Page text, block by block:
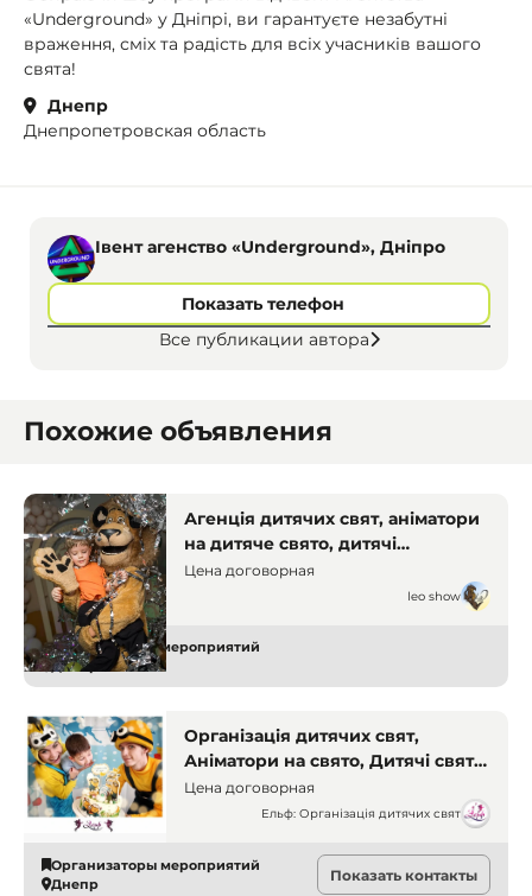
«Underground» у Дніпрі, ви гарантуєте незабутні
враження, сміх та радість для всіх учасників вашого
свята!
Днепр
Днепропетровская область
Івент агенство «Underground», Дніпро
Показать телефон
Все публикации автора
Похожие объявления
Агенція дитячих свят, аніматори
на дитяче свято, дитячі
аніматори Дніпро, організація
свят для дітей, свято під ключ,
герої, святкова агенція
Цена договорная
leo show
Организаторы мероприятий
Днепр
Організація дитячих свят,
Аніматори на свято, Дитячі свята
під ключ, Веселе свято Дніпро,
Дитячі шоу-програми, Тематичні
Цена договорная
Ельф: Організація дитячих свят
Организаторы мероприятий
Днепр
Показать контакты